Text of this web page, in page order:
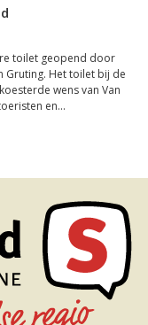
toilet geopend door
Gruting. Het toilet bij de
wens van Van
en...